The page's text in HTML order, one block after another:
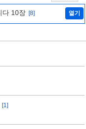
다 10장 [8] 열기
[1]